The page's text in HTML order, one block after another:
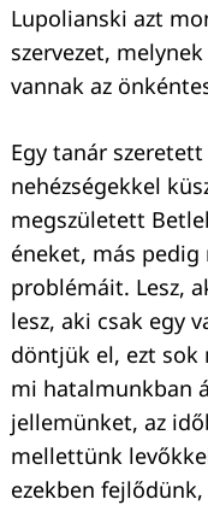
Lupolianski azt
szervezet,
vannak az
Egy tanár
nehézségekkel
megszületett
éneket, más
problémáit. Lesz,
lesz, aki csak egy
döntjük el, ezt sok
mi hatalmunkban
jellemünket, az
mellettünk
ezekben